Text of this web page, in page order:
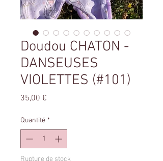
Doudou CHATON -
DANSEUSES
VIOLETTES (#101)
35,00 €
Quantité *